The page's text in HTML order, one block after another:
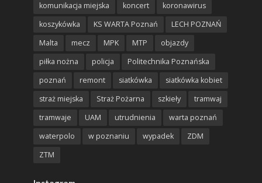
komunikacja miejska
koncert
koronawirus
koszykówka
KS WARTA Poznań
LECH POZNAŃ
Malta
mecz MPK MTP
objazdy
piłka nożna
policja
Politechnika Poznańska
poznań
remont siatkówka
siatkówka kobiet
straż miejska
Straż Pożarna szkieły
tramwaj
tramwaje
UAM utrudnienia
warta poznań
waterpolo
w poznaniu wypadek
ZDM
ZTM